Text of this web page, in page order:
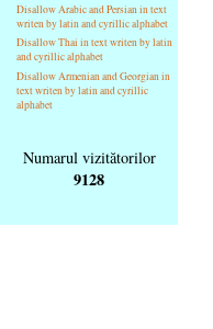
Disallow Arabic and Persian in text
writen by latin and cyrillic alphabet
Disallow Thai in text writen by latin
and cyrillic alphabet
Disallow Armenian and Georgian in
text writen by latin and cyrillic
alphabet
Numarul vizitătorilor
9128